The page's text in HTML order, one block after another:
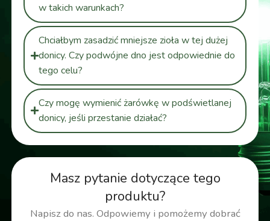
Masz pytanie dotyczące tego
produktu?
Napisz do nas. Odpowiemy i pomożemy dobrać
w takich warunkach?
Chciałbym zasadzić mniejsze zioła w tej dużej
donicy. Czy podwójne dno jest odpowiednie do
tego celu?
Czy mogę wymienić żarówkę w podświetlanej
donicy, jeśli przestanie działać?